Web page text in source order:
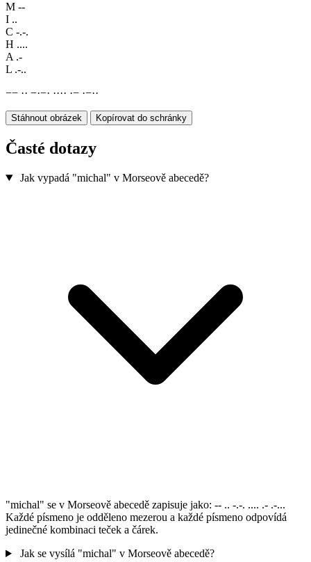
M --
I ..
C -.-.
H ....
A .-
L .-..
−− ·· −·−· ···· ·− ·−··
Stáhnout obrázek Kopírovat do schránky
Časté dotazy
Jak vypadá "michal" v Morseově abecedě?
"michal" se v Morseově abecedě zapisuje jako: -- .. -.-. .... .- .-...
Každé písmeno je odděleno mezerou a každé písmeno odpovídá
jedinečné kombinaci teček a čárek.
Jak se vysílá "michal" v Morseově abecedě?